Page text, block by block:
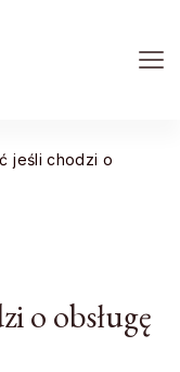
jeśli chodzi o
o obsługę